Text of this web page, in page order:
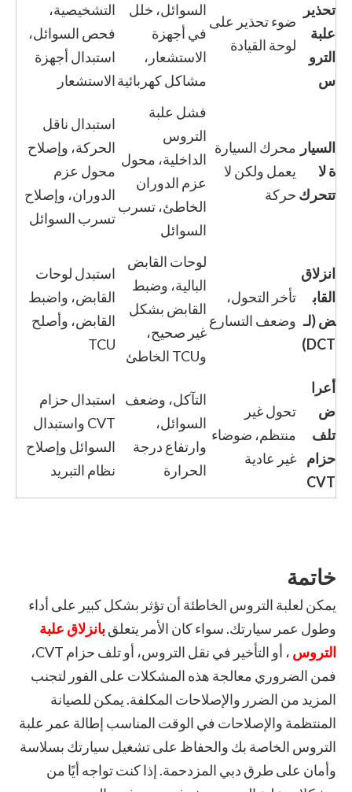
تحذير
علبة
الترو
س
ضوء تحذير على
لوحة القيادة
السوائل، خلل
في أجهزة
الاستشعار،
مشاكل كهربائية
التشخيصية،
فحص السوائل،
استبدال أجهزة
الاستشعار
السيار
ة لا
تتحرك
محرك السيارة
يعمل ولكن لا
حركة
فشل علبة
التروس
الداخلية، محول
عزم الدوران
الخاطئ، تسرب
السوائل
استبدال ناقل
الحركة، وإصلاح
محول عزم
الدوران، وإصلاح
تسرب السوائل
انزلاق
القاب
ض (لـ
DCT)
تأخر التحول،
وضعف التسارع
لوحات القابض
البالية، وضبط
القابض بشكل
غير صحيح،
وTCU الخاطئ
استبدل لوحات
القابض، واضبط
القابض، وأصلح
TCU
أعرا
ض
تلف
حزام
CVT
تحول غير
منتظم، ضوضاء
غير عادية
التآكل، وضعف
السوائل،
وارتفاع درجة
الحرارة
استبدال حزام
CVT واستبدال
السوائل وإصلاح
نظام التبريد
خاتمة
يمكن لعلبة التروس الخاطئة أن تؤثر بشكل كبير على أداء
وطول عمر سيارتك. سواء كان الأمر يتعلقبانزلاق علبة
التروس
، أو التأخير في نقل التروس، أو تلف حزام CVT،
فمن الضروري معالجة هذه المشكلات على الفور لتجنب
المزيد من الضرر والإصلاحات المكلفة. يمكن للصيانة
المنتظمة والإصلاحات في الوقت المناسب إطالة عمر علبة
التروس الخاصة بك والحفاظ على تشغيل سيارتك بسلاسة
وأمان على طرق دبي المزدحمة. إذا كنت تواجه أيًا من